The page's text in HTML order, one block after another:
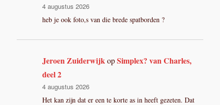
4 augustus 2026
heb je ook foto,s van die brede spatborden ?
Jeroen ZuiderwijkopSimplex? van Charles,
deel 2
4 augustus 2026
Het kan zijn dat er een te korte as in heeft gezeten. Dat